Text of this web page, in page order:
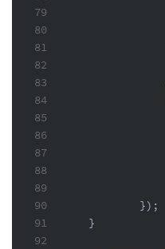
79
80
81
82
83
84
85
86
87
88
89
90
91
92
            });
    }